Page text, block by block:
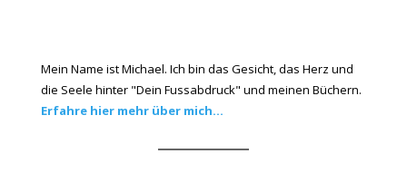
Mein Name ist Michael. Ich bin das Gesicht, das Herz und
die Seele hinter "Dein Fussabdruck" und meinen Büchern.
Erfahre hier mehr über mich...